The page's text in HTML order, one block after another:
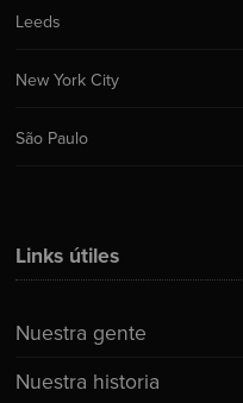
Links útiles
Nuestra gente
Nuestra historia
Leeds
New York City
São Paulo